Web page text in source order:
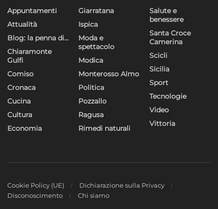
Appuntamenti
Attualità
Blog: la penna di…
Chiaramonte
Gulfi
Comiso
Cronaca
Cucina
Cultura
Economia
Giarratana
Ispica
Moda e
spettacolo
Modica
Monterosso Almo
Politica
Pozzallo
Ragusa
Rimedi naturali
Salute e
benessere
Santa Croce
Camerina
Scicli
Sicilia
Sport
Tecnologie
Video
Vittoria
Cookie Policy (UE)
Dichiarazione sulla Privacy
Disconoscimento
Chi siamo